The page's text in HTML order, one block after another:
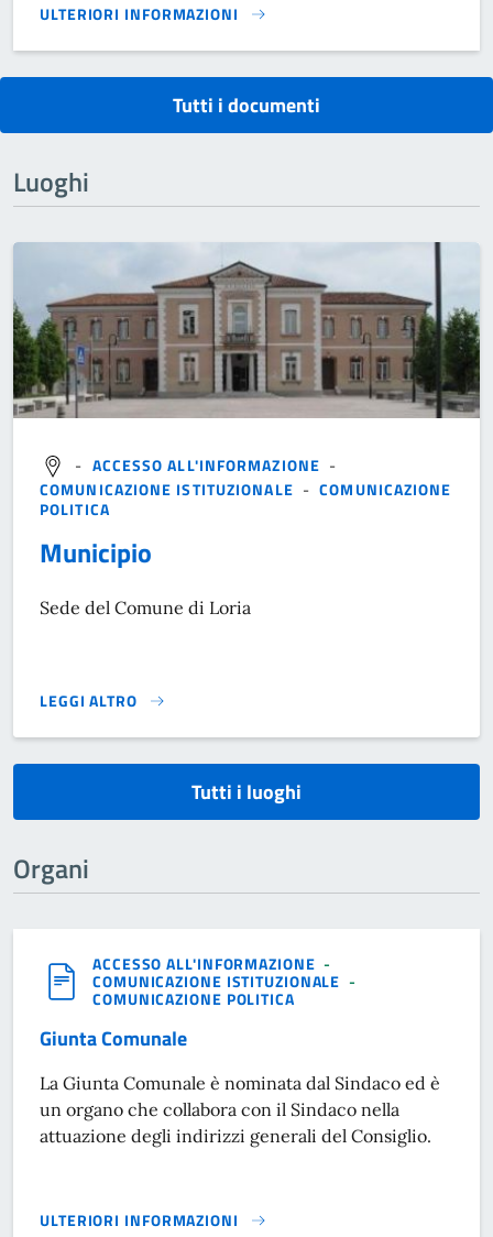
ULTERIORI INFORMAZIONI
STATUTO COMUNALE}
Tutti i documenti
Luoghi
- ACCESSO ALL'INFORMAZIONE -
COMUNICAZIONE ISTITUZIONALE -COMUNICAZIONE
POLITICA
Municipio
Sede del Comune di Loria
LEGGI ALTRO
}
Tutti i luoghi
Organi
ACCESSO ALL'INFORMAZIONE -
COMUNICAZIONE ISTITUZIONALE -
COMUNICAZIONE POLITICA
Giunta Comunale
La Giunta Comunale è nominata dal Sindaco ed è
un organo che collabora con il Sindaco nella
attuazione degli indirizzi generali del Consiglio.
ULTERIORI INFORMAZIONI
GIUNTA COMUNALE}